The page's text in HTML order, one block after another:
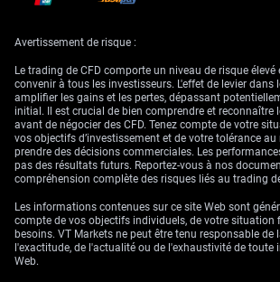
expansion similaire de M2 avait précédé un cycle
hausse des taux courts, comme la vente de contrats
obligations du Trésor coréen (KTB).
Pour l’indice actions KOSPI 200, cet environnement
importante. Si une liquidité abondante peut
la perspective d’un durcissement monétaire
Nous pensons que cette tension alimentera la
positions longues sur les contrats à terme V-
Avertissement de risque :
Le trading de CFD comporte un niveau de risque élevé
convenir à tous les investisseurs. L'effet de levier dans
amplifier les gains et les pertes, dépassant
initial. Il est crucial de bien comprendre et reconnaître
avant de négocier des CFD. Tenez compte de votre
vos objectifs d’investissement et de votre tolérance
prendre des décisions commerciales. Les
pas des résultats futurs. Reportez-vous à nos
compréhension complète des risques liés au trading
Les informations contenues sur ce site Web sont
compte de vos objectifs individuels, de votre situation
besoins. VT Markets ne peut être tenu responsable de
l'exactitude, de l'actualité ou de l'exhaustivité de
Web.